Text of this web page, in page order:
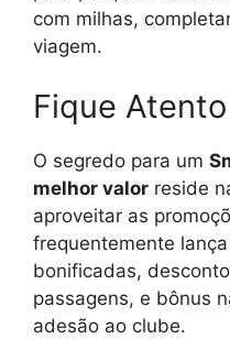
com milhas,
viagem.
Fique
O segredo para um
melhor valor reside
aproveitar as
frequentemente
bonificadas,
passagens, e bônus
adesão ao clube.